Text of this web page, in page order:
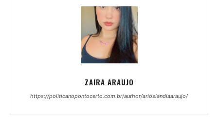
ZAIRA ARAUJO
https://politicanopontocerto.com.br/author/arioslandiaaraujo/